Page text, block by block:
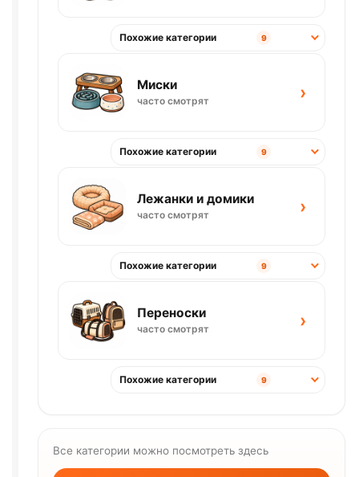
Похожие категории 9
Миски
часто смотрят ›
Похожие категории 9
Лежанки и домики
часто смотрят ›
Похожие категории 9
Переноски
часто смотрят ›
Похожие категории 9
Все категории можно посмотреть здесь